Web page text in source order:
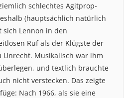
schlechtes Agitprop-
(hauptsächlich natürlich
sich Lennon in den
Ruf als der Klügste der
Unrecht. Musikalisch war ihm
und textlich brauchte
nicht verstecken. Das zeigte
Nach 1966, als sie eine